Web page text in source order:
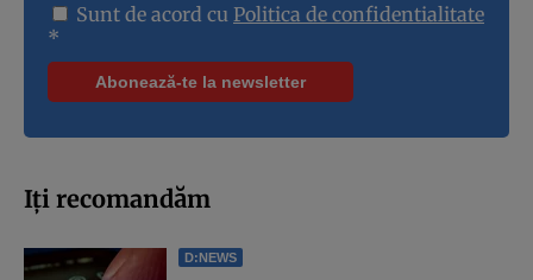
Sunt de acord cu Politica de confidentialitate
*
Iți recomandăm
D:NEWS